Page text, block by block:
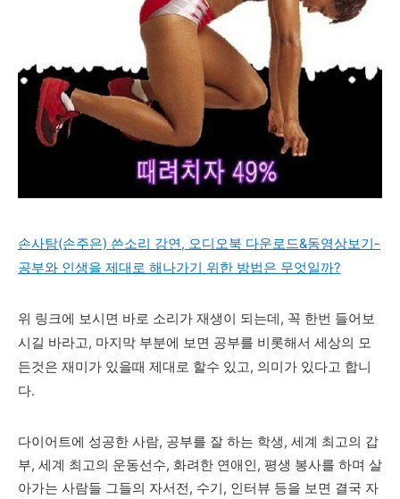
손사탐(손주은) 쓴소리 강연, 오디오북 다운로드&동영상보기-
공부와 인생을 제대로 해나가기 위한 방법은 무엇일까?
위 링크에 보시면 바로 소리가 재생이 되는데, 꼭 한번 들어보
시길 바라고, 마지막 부분에 보면 공부를 비롯해서 세상의 모
든것은 재미가 있을때 제대로 할수 있고, 의미가 있다고 합니
다.
다이어트에 성공한 사람, 공부를 잘 하는 학생, 세계 최고의 갑
부, 세계 최고의 운동선수, 화려한 연애인, 평생 봉사를 하며 살
아가는 사람들 그들의 자서전, 수기, 인터뷰 등을 보면 결국 자